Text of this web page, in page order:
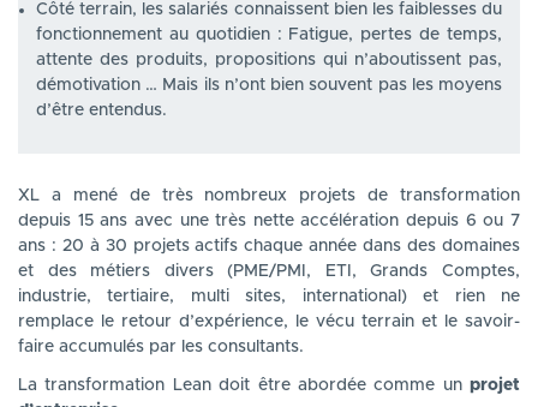
Côté terrain, les salariés connaissent bien les faiblesses du
fonctionnement au quotidien : Fatigue, pertes de temps,
attente des produits, propositions qui n’aboutissent pas,
démotivation … Mais ils n’ont bien souvent pas les moyens
d’être entendus.
XL a mené de très nombreux projets de transformation
depuis 15 ans avec une très nette accélération depuis 6 ou 7
ans : 20 à 30 projets actifs chaque année dans des domaines
et des métiers divers (PME/PMI, ETI, Grands Comptes,
industrie, tertiaire, multi sites, international) et rien ne
remplace le retour d’expérience, le vécu terrain et le savoir-
faire accumulés par les consultants.
La transformation Lean doit être abordée comme un projet